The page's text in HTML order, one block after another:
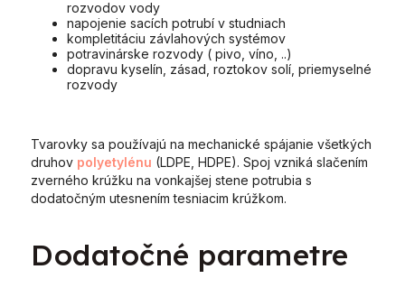
rozvodov vody
napojenie sacích potrubí v studniach
kompletitáciu závlahových systémov
potravinárske rozvody ( pivo, víno, ..)
dopravu kyselín, zásad, roztokov solí, priemyselné
rozvody
Tvarovky sa používajú na mechanické spájanie všetkých
druhov polyetylénu (LDPE, HDPE). Spoj vzniká slačením
zverného krúžku na vonkajšej stene potrubia s
dodatočným utesnením tesniacim krúžkom.
Dodatočné parametre